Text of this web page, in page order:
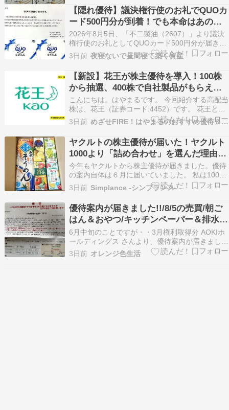
【隠れ優待】議決権行使のお礼でQUOカ
ード500円分が到着！でも本命はあの優
待
2026年8月5日、「不二製油（2607）」より議決
権行使のお礼としてQUOカード500円分が届きま
した！ 今回で3回目です 届いたクオカード 我が
家は2名義保有なので、合計1,000円分のQUOカ
ードをいただきました。 実はこのQUOカード、
2024年3月期から議決権を行使し…
3日前 夜寝ないで昼間寝て築く資産
【新設】花王が株主優待を導入！100株
から抽選、400株で自社製品がもらえる
【4452】
こんにちは。はやまるです。 今回紹介する高配当
株は、花王（証券コード:4452）です。 花王と
は？ 花王は、洗剤・化粧品・スキンケア製品など
を中心に展開する、生活必需品メーカーです。
「アタック」「ビオレ」「メリット」「キュキュ
ット」など、誰もが知るブランドを数多く持って
います…
3日前 めざせFIRE！はやまるのおすすめ優待＆高配当株
ヤクルトの株主優待が届いた！ヤクルト
1000より「詰め合わせ」を選んだ理由と
正直な感想
今年もヤクルトから株主優待が届きました。優待
の案内自体は６月に届いていました。 私は100株
保有で３年未満なのでAコース。ヤクルトレディ
に「ヤクルト1000」を届けてもらうか、「清涼飲
料・乾めんの詰め合わせ」か選べます。 […] The
post ヤクルトの株主優待が届いた！ヤク…
3日前 Simplance -シンプランス-
優待案内が届きました!!/8/5の売買/朝ご
はん＆おやつ/キッチンペーパー＆排水口
ぬめり取り
6月中旬のことですが・・3月権利取得分 AOKIホ
ールディングス さんより、優待案内が届きまし
た。 ①AOKI、ORIHICA株主優待電子チケット
20%割引×5②快活CLUB、コート・ダジ
3日前 オレンジ色生活